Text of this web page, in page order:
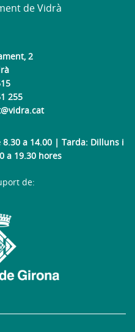
2
255
a 14.00 | Tarda: Dilluns i
a 19.30 hores
de Vidrà
de: